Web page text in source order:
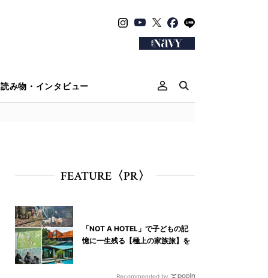
読み物・インタビュー
FEATURE〈PR〉
「NOT A HOTEL」で子どもの記
憶に一生残る【極上の家族旅】を
Recommended by